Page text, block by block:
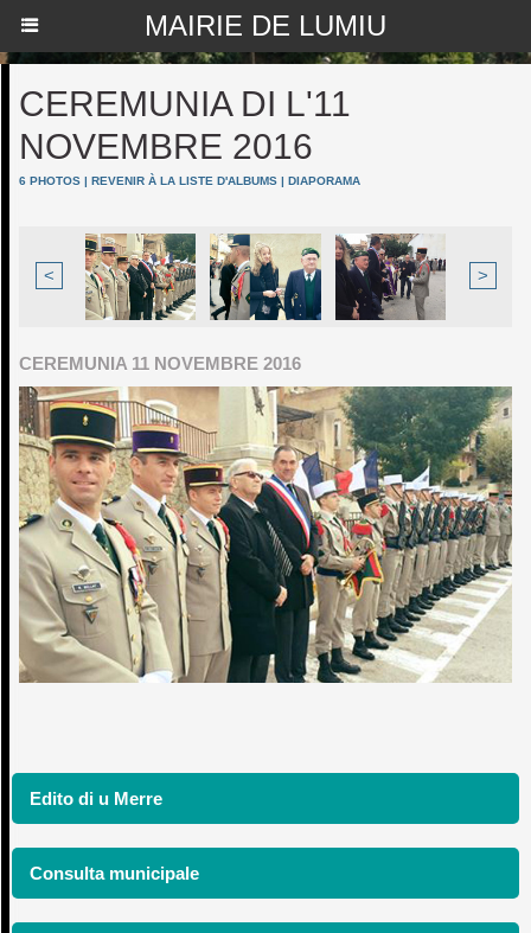
MAIRIE DE LUMIU
Edito di u Merre
Consulta municipale
CEREMUNIA DI L'11
NOVEMBRE 2016
6 PHOTOS | REVENIR À LA LISTE D'ALBUMS | DIAPORAMA
< >
CEREMUNIA 11 NOVEMBRE 2016